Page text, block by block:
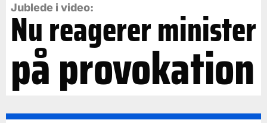
Jublede i video:
Nu reagerer minister
på provokation